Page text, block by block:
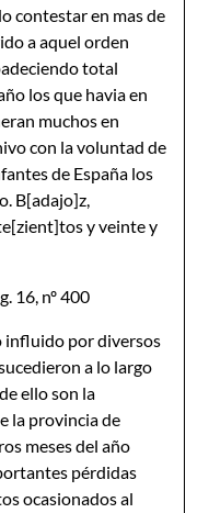
contestar en mas de
a aquel orden
total
los que havia en
muchos en
con la voluntad de
de España los
B[adajo]z,
y veinte y
16, nº 400
influido por diversos
a lo largo
ello son la
la provincia de
meses del año
pérdidas
ocasionados al